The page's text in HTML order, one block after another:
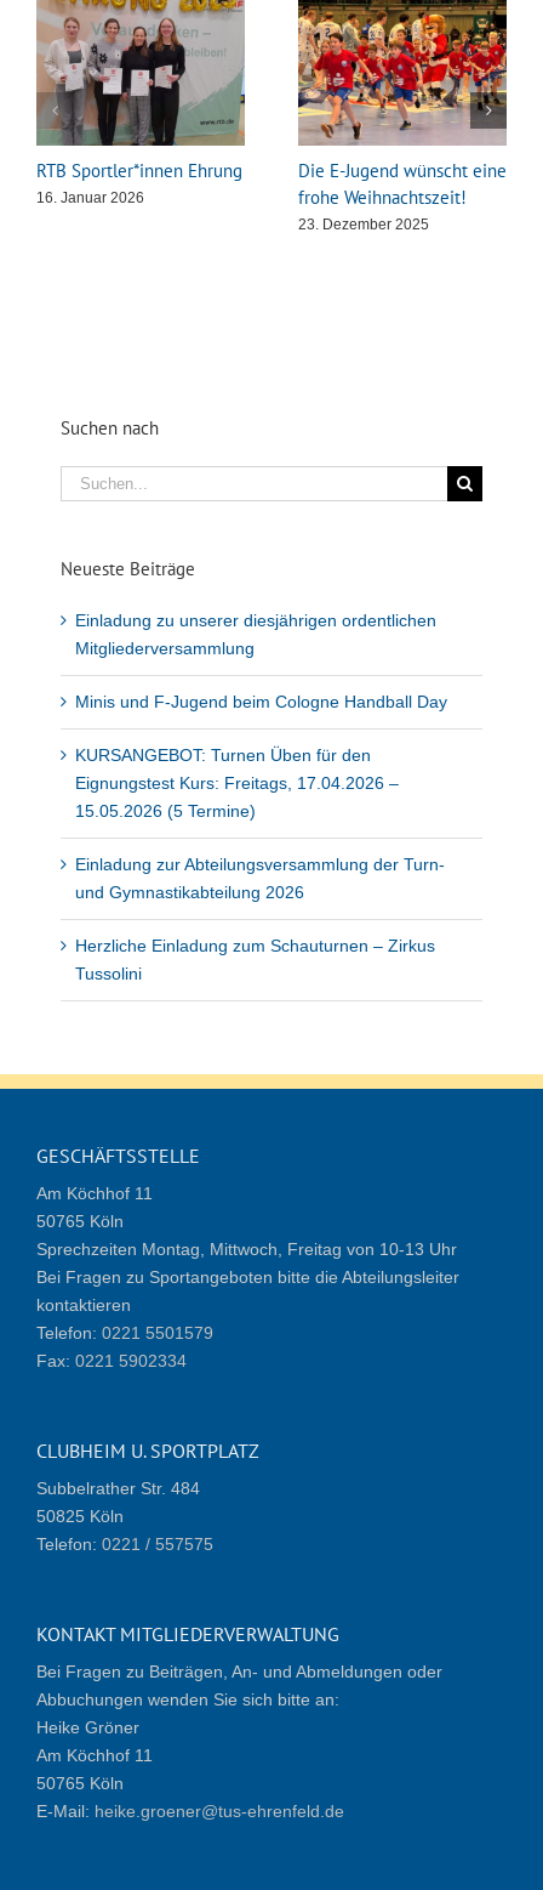
RTB Sportler*innen Ehrung
16. Januar 2026
Die E-Jugend wünscht eine
frohe Weihnachtszeit!
23. Dezember 2025
Suchen nach
Suche
nach:
Neueste Beiträge
Einladung zu unserer diesjährigen ordentlichen
Mitgliederversammlung
Minis und F-Jugend beim Cologne Handball Day
KURSANGEBOT: Turnen Üben für den
Eignungstest Kurs: Freitags, 17.04.2026 –
15.05.2026 (5 Termine)
Einladung zur Abteilungsversammlung der Turn-
und Gymnastikabteilung 2026
Herzliche Einladung zum Schauturnen – Zirkus
Tussolini
GESCHÄFTSSTELLE
Am Köchhof 11
50765 Köln
Sprechzeiten Montag, Mittwoch, Freitag von 10-13 Uhr
Bei Fragen zu Sportangeboten bitte die Abteilungsleiter
kontaktieren
Telefon: 0221 5501579
Fax: 0221 5902334
CLUBHEIM U. SPORTPLATZ
Subbelrather Str. 484
50825 Köln
Telefon: 0221 / 557575
KONTAKT MITGLIEDERVERWALTUNG
Bei Fragen zu Beiträgen, An- und Abmeldungen oder
Abbuchungen wenden Sie sich bitte an:
Heike Gröner
Am Köchhof 11
50765 Köln
E-Mail: heike.groener@tus-ehrenfeld.de